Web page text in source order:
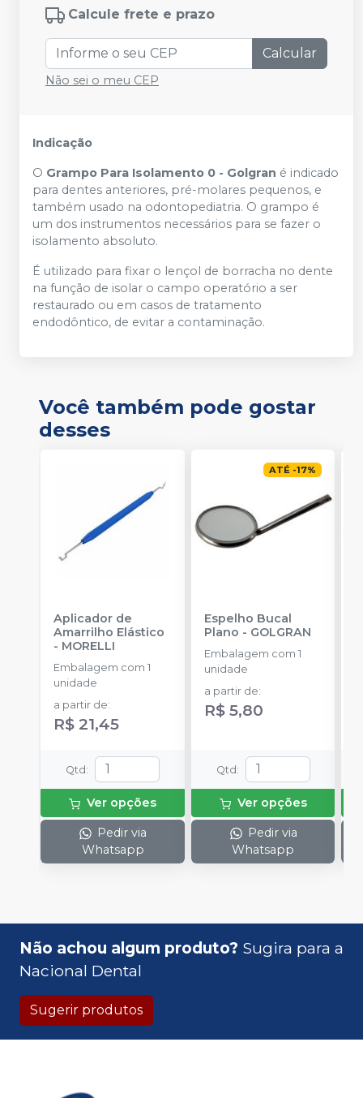
Calcule frete e prazo
Calcular
Não sei o meu CEP
Indicação
O Grampo Para Isolamento 0 - Golgran é indicado
para dentes anteriores, pré-molares pequenos, e
também usado na odontopediatria. O grampo é
um dos instrumentos necessários para se fazer o
isolamento absoluto.
É utilizado para fixar o lençol de borracha no dente
na função de isolar o campo operatório a ser
restaurado ou em casos de tratamento
endodôntico, de evitar a contaminação.
Você também pode gostar
desses
Aplicador de
Amarrilho Elástico
- MORELLI
Embalagem com 1
unidade
a partir de:
R$ 21,45
Qtd :
Ver opções
Pedir via
Whatsapp
ATÉ -17%
Espelho Bucal
Plano - GOLGRAN
Embalagem com 1
unidade
a partir de:
R$ 5,80
Qtd :
Ver opções
Pedir via
Whatsapp
Não achou algum produto? Sugira para a
Nacional Dental
Sugerir produtos